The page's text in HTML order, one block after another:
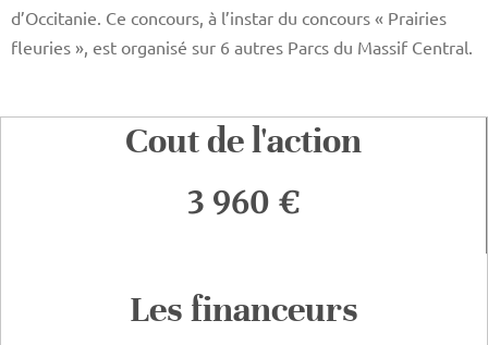
d’Occitanie. Ce concours, à l’instar du concours « Prairies
fleuries », est organisé sur 6 autres Parcs du Massif Central.
Cout de l'action
3 960 €
Les financeurs